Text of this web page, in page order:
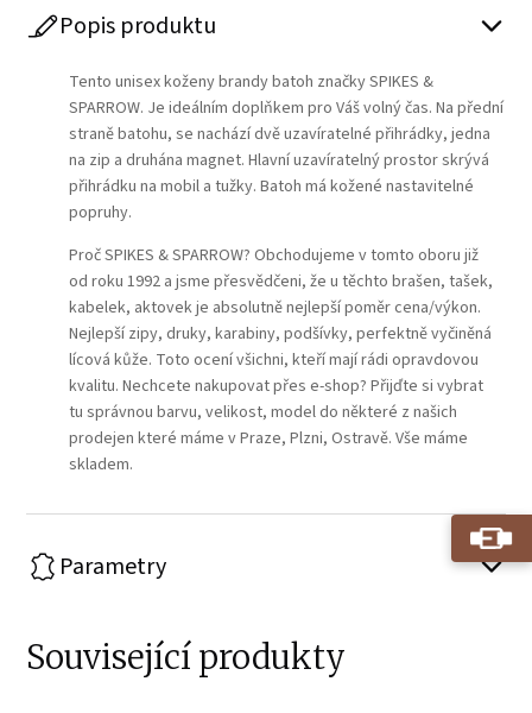
Popis produktu
Tento unisex koženy brandy batoh značky SPIKES &
SPARROW. Je ideálním doplňkem pro Váš volný čas. Na přední
straně batohu, se nachází dvě uzavíratelné přihrádky, jedna
na zip a druhána magnet. Hlavní uzavíratelný prostor skrývá
přihrádku na mobil a tužky. Batoh má kožené nastavitelné
popruhy.
Proč SPIKES & SPARROW? Obchodujeme v tomto oboru již
od roku 1992 a jsme přesvědčeni, že u těchto brašen, tašek,
kabelek, aktovek je absolutně nejlepší poměr cena/výkon.
Nejlepší zipy, druky, karabiny, podšívky, perfektně vyčiněná
lícová kůže. Toto ocení všichni, kteří mají rádi opravdovou
kvalitu. Nechcete nakupovat přes e-shop? Přijďte si vybrat
tu správnou barvu, velikost, model do některé z našich
prodejen které máme v Praze, Plzni, Ostravě. Vše máme
skladem.
Parametry
Související produkty